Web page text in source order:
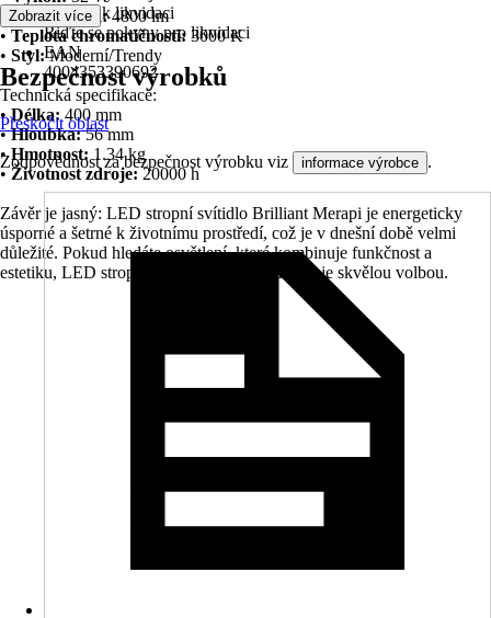
Pokyny k likvidaci
Řiďte se pokyny pro likvidaci
EAN
4004353390692
•Světelný tok:4800 lm
• Teplota chromatičnosti: 3000 K
• Styl:Moderní/Trendy
Technická specifikace:
•Délka:400 mm
•Hloubka:56 mm
•Hmotnost: 1.34 kg
•Životnost zdroje:20000 h
Závěr je jasný: LED stropní svítidlo Brilliant Merapi je energeticky
úsporné a šetrné k životnímu prostředí, což je v dnešní době velmi
důležité. Pokud hledáte osvětlení, které kombinuje funkčnost a
estetiku, LED stropní svítidlo Brilliant Merapi je skvělou volbou.
Zobrazit více
Bezpečnost výrobků
Přeskočit oblast
Zodpovědnost za bezpečnost výrobku viz informace výrobce .